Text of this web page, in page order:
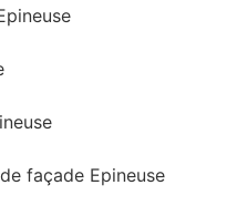
façade Epineuse